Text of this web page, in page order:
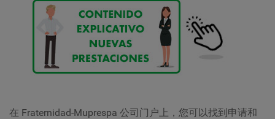
在 Fraternidad-Muprespa 公司门户上，您可以找到申请和